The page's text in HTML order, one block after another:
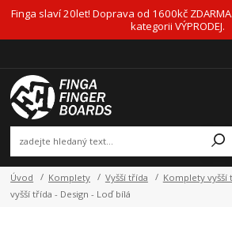
Finga slaví 20let! Doprava od 1600kč
kategorii VÝPRODEJ.
Úvod Komplety Vyšší třída Komplety vyšší
vyšší třída - Design - Loď bílá